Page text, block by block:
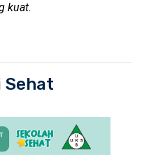
kuat.
Sehat